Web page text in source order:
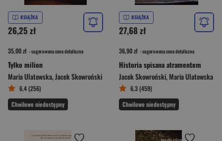
KSIĄŻKA
26,25 zł
35,00 zł - sugerowana cena detaliczna
Tylko milion
Maria Ulatowska,Jacek Skowroński
6,4 (256)
Chwilowo niedostępny
KSIĄŻKA
27,68 zł
36,90 zł - sugerowana cena detaliczna
Historia spisana atramentem
Jacek Skowroński,Maria Ulatowska
6,3 (459)
Chwilowo niedostępny